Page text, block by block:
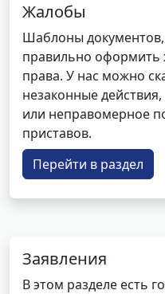
Жалобы
Шаблоны
правильно оформить
права. У нас можно
незаконные
или неправомерное
приставов.
Перейти в раздел
Заявления
В этом разделе есть